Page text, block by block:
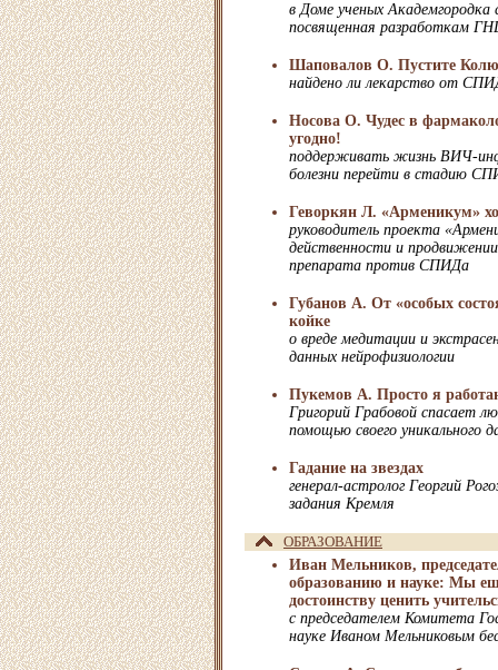
в Доме ученых Академгородка
посвященная разработкам
Шаповалов О. Пустите
найдено ли лекарство от
Носова О. Чудес в
угодно!
поддерживать жизнь ВИЧ-
болезни перейти в стадию
Геворкян Л. «Арменикум»
руководитель проекта
действенности и
препарата против СПИДа
Губанов А. От «особых
койке
о вреде медитации и
данных нейрофизиологии
Пукемов А. Просто я
Григорий Грабовой спасает
помощью своего уникального
Гадание на звездах
генерал-астролог Георгий
задания Кремля
ОБРАЗОВАНИЕ
Иван Мельников,
образованию и науке: Мы
достоинству ценить
с председателем Комитета
науке Иваном Мельниковым